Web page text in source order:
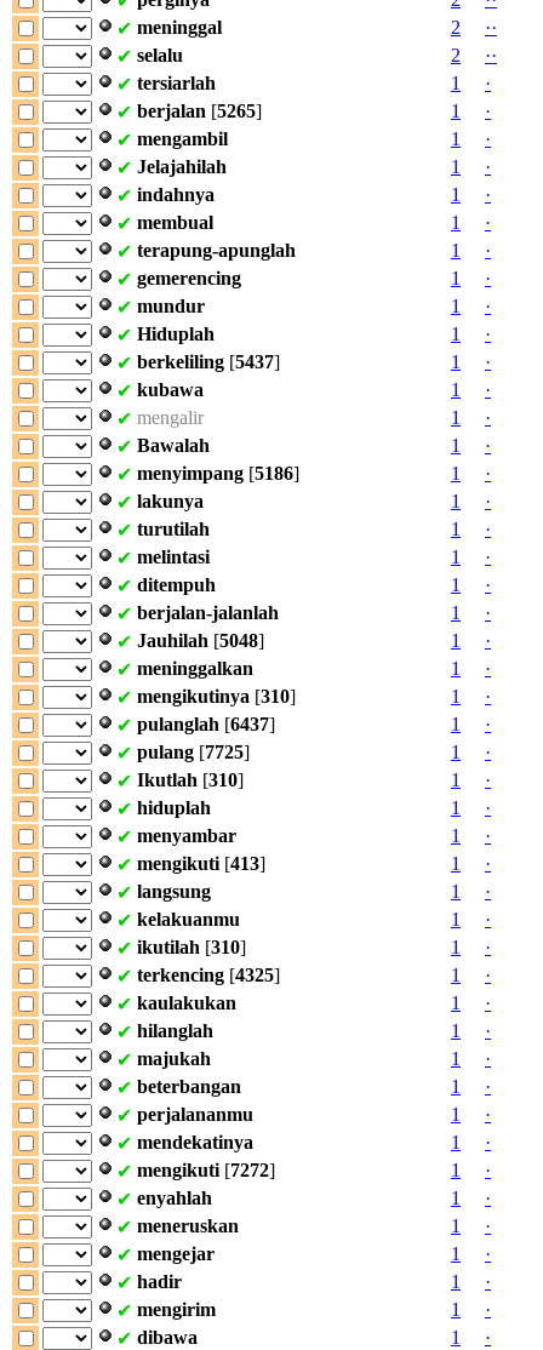
✔ meninggal 2 ··
✔ selalu 2 ··
✔ tersiarlah 1
·
✔ berjalan [5265] 1
·
✔ mengambil 1
·
✔ Jelajahilah 1
·
✔ indahnya 1
·
✔ membual 1
·
✔ terapung-apunglah 1
·
✔ gemerencing 1
·
✔ mundur 1
·
✔ Hiduplah 1
·
✔ berkeliling [5437] 1
·
✔ kubawa 1
·
✔ mengalir 1
·
✔ Bawalah 1
·
✔ menyimpang [5186] 1
·
✔ lakunya 1
·
✔ turutilah 1
·
✔ melintasi 1
·
✔ ditempuh 1
·
✔ berjalan-jalanlah 1
·
✔ Jauhilah [5048] 1
·
✔ meninggalkan 1
·
✔ mengikutinya [310] 1
·
✔ pulanglah [6437] 1
·
✔ pulang [7725] 1
·
✔ Ikutlah [310] 1
·
✔ hiduplah 1
·
✔ menyambar 1
·
✔ mengikuti [413] 1
·
✔ langsung 1
·
✔ kelakuanmu 1
·
✔ ikutilah [310] 1
·
✔ terkencing [4325] 1
·
✔ kaulakukan 1
·
✔ hilanglah 1
·
✔ majukah 1
·
✔ beterbangan 1
·
✔ perjalananmu 1
·
✔ mendekatinya 1
·
✔ mengikuti [7272] 1
·
✔ enyahlah 1
·
✔ meneruskan 1
·
✔ mengejar 1
·
✔ hadir 1
·
✔ mengirim 1
·
✔ dibawa 1
·